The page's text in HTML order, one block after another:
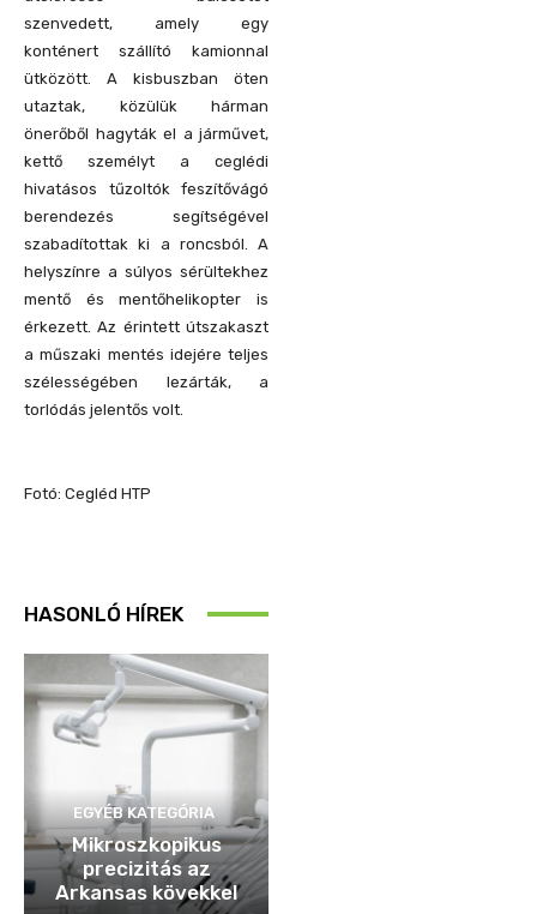
szenvedett, amely egy
konténert szállító kamionnal
ütközött. A kisbuszban öten
utaztak, közülük hárman
önerőből hagyták el a járművet,
kettő személyt a ceglédi
hivatásos tűzoltók feszítővágó
berendezés segítségével
szabadítottak ki a roncsból. A
helyszínre a súlyos sérültekhez
mentő és mentőhelikopter is
érkezett. Az érintett útszakaszt
a műszaki mentés idejére teljes
szélességében lezárták, a
torlódás jelentős volt.
Fotó: Cegléd HTP
HASONLÓ HÍREK
EGYÉB KATEGÓRIA
Mikroszkopikus
precizitás az
Arkansas kövekkel